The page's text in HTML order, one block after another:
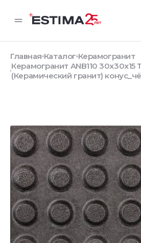
Главная Каталог Керамогранит
Керамогранит ANB110 30x30x15
(Керамический гранит)